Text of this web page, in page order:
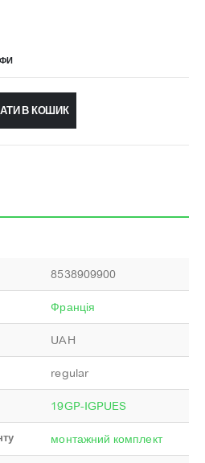
В КОШИК
8538909900
Франція
UAH
regular
19GP-IGPUES
монтажний комплект